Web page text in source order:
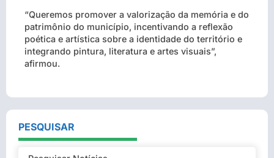
“Queremos promover a valorização da memória e do
patrimônio do município, incentivando a reflexão
poética e artística sobre a identidade do território e
integrando pintura, literatura e artes visuais”,
afirmou.
PESQUISAR